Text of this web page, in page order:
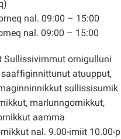
nal. 09:00 – 15:00
nal. 09:00 – 15:00
Sullissivimmut ornigulluni
atuupput,
sullissisumik
marlunngornikkut,
aamma
nal. 9.00-imiit 10.00-p